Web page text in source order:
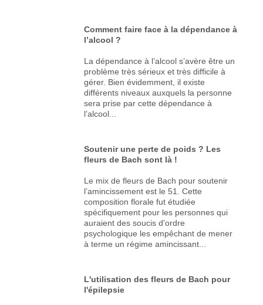
Comment faire face à la dépendance à
l’alcool ?
La dépendance à l’alcool s’avère être un
problème très sérieux et très difficile à
gérer. Bien évidemment, il existe
différents niveaux auxquels la personne
sera prise par cette dépendance à
l’alcool...
Soutenir une perte de poids ? Les
fleurs de Bach sont là !
Le mix de fleurs de Bach pour soutenir
l’amincissement est le 51. Cette
composition florale fut étudiée
spécifiquement pour les personnes qui
auraient des soucis d'ordre
psychologique les empêchant de mener
à terme un régime amincissant...
L'utilisation des fleurs de Bach pour
l'épilepsie